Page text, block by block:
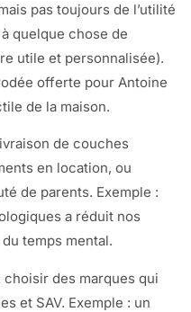
pas toujours de l’utilité
quelque chose de
utile et personnalisée).
offerte pour Antoine
de la maison.
de couches
en location, ou
de parents. Exemple :
a réduit nos
temps mental.
choisir des marques qui
et SAV. Exemple : un